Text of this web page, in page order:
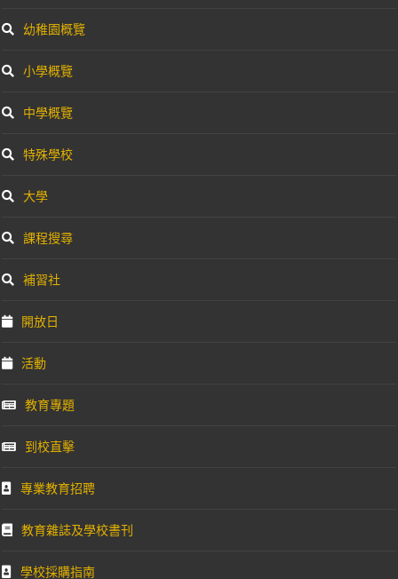
幼稚園概覽
小學概覽
中學概覽
特殊學校
大學
課程搜尋
補習社
開放日
活動
教育專題
到校直擊
專業教育招聘
教育雜誌及學校書刊
學校採購指南